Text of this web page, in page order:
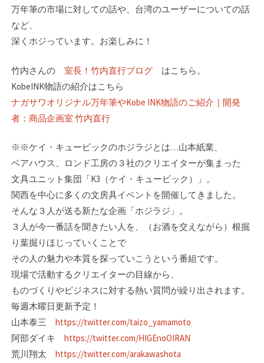
万年筆の市場に対しての話や、台湾のユーザーについての話
など、
深くホジっています。お楽しみに！
竹内さんの 室長！竹内直行ブログはこちら。
KobeINK物語の紹介はこちら
ナガサワオリジナル万年筆やKobe INK物語のご紹介｜開発
者：商品企画室 竹内直行
※※ケイ・キュービックのホジラジとは…山本紙業、
ベアハウス、ロンド工房の３社のク­リエイターが集まった
文具ユニット集団「K3（ケイ・キュービック）」。
関西を中心に­多くの文房具イベントを開催してきました。
そんな３人が送る新たな企画「ホジラジ」。­
３人が今一番話を聞きたい人を、（お酒を交えながら）根掘
り葉掘りほじっていくことで
その人の魅力や本質を探っていこうという番組です。
現場で活動するクリエイターの目線­から、
ものづくりやビジネスに対する熱い質問が繰り出されます。
毎週木曜日更新予定！
山本泰三 https://twitter.com/taizo_yamamoto
阿部ダイキ https://twitter.com/HIGEnoOIRAN
荒川翔太 https://twitter.com/arakawashota